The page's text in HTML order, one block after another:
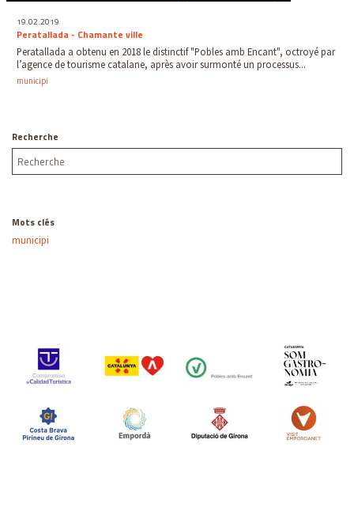
19.02.2019
Peratallada - Chamante ville
Peratallada a obtenu en 2018 le distinctif "Pobles amb Encant", octroyé par
l’agence de tourisme catalane, après avoir surmonté un processus...
municipi
Recherche
Mots clés
municipi